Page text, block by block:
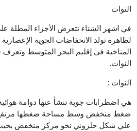
النوات
في اشهر الشتاء تتعرض الأجزاء المطلة
لظاهرة تولد الانخفاضات الجوية الإعصارية
المناخية في إقليم البحر المتوسط
النوات.
النوات :
هي اضطرابات جوية تنشأ عنها دوامة
ضغط منخفض وسط مساحة ضغطها مرتفع
علي شكل حلزوني نحو مركز منخفض